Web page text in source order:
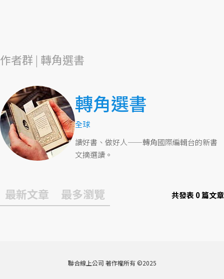
作者群 | 轉角選書
轉角選書
全球
讀好書、做好人——轉角國際編輯台的新書
文摘選讀。
最新文章 最多瀏覽 共發表 0 篇文章
聯合線上公司 著作權所有 ©2025